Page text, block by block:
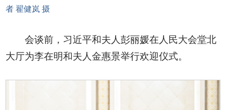
者 翟健岚 摄
会谈前，习近平和夫人彭丽媛在人民大会堂北
大厅为李在明和夫人金惠景举行欢迎仪式。